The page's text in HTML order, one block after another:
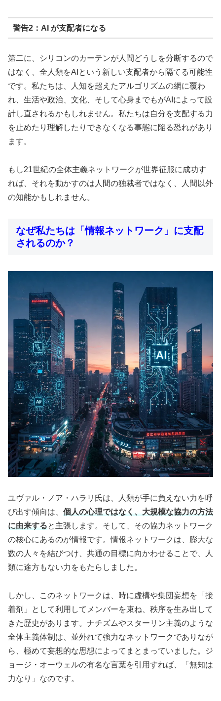
警告2：AI が支配者になる
第二に、シリコンのカーテンが人間どうしを分断するので
はなく、全人類をAIという新しい支配者から隔てる可能性
です。私たちは、人知を超えたアルゴリズムの網に覆わ
れ、生活や政治、文化、そして心身までもがAIによって設
計し直されるかもしれません。私たちは自分を支配する力
を止めたり理解したりできなくなる事態に陥る恐れがあり
ます。
もし21世紀の全体主義ネットワークが世界征服に成功す
れば、それを動かすのは人間の独裁者ではなく、人間以外
の知能かもしれません。
なぜ私たちは「情報ネットワーク」に支配
されるのか？
ユヴァル・ノア・ハラリ氏は、人類が手に負えない力を呼
び出す傾向は、 個人の心理ではなく、大規模な協力の方法
に由来すると主張します。そして、その協力ネットワーク
の核心にあるのが情報です。情報ネットワークは、膨大な
数の人々を結びつけ、共通の目標に向かわせることで、人
類に途方もない力をもたらしました。
しかし、このネットワークは、時に虚構や集団妄想を「接
着剤」として利用してメンバーを束ね、秩序を生み出して
きた歴史があります。ナチズムやスターリン主義のような
全体主義体制は、並外れて強力なネットワークでありなが
ら、極めて妄想的な思想によってまとまっていました。ジ
ョージ・オーウェルの有名な言葉を引用すれば、「無知は
力なり」なのです。